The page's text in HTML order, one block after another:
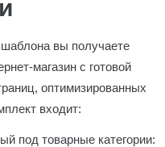
вы получаете
магазин с готовой
оптимизированных
входит:
под товарные категории: